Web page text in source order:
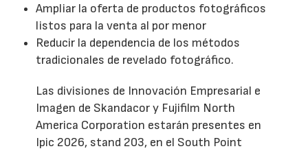
Ampliar la oferta de productos fotográficos
listos para la venta al por menor
Reducir la dependencia de los métodos
tradicionales de revelado fotográfico.
Las divisiones de Innovación Empresarial e
Imagen de Skandacor y Fujifilm North
America Corporation estarán presentes en
Ipic 2026, stand 203, en el South Point